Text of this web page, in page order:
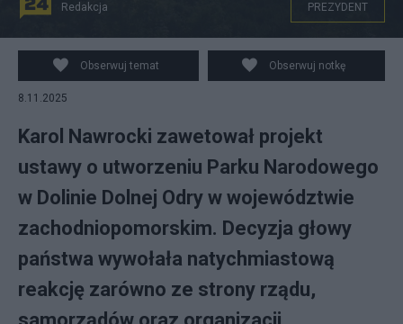
Redakcja PREZYDENT
Obserwuj temat Obserwuj notkę
8.11.2025
Karol Nawrocki zawetował projekt
ustawy o utworzeniu Parku Narodowego
w Dolinie Dolnej Odry w województwie
zachodniopomorskim. Decyzja głowy
państwa wywołała natychmiastową
reakcję zarówno ze strony rządu,